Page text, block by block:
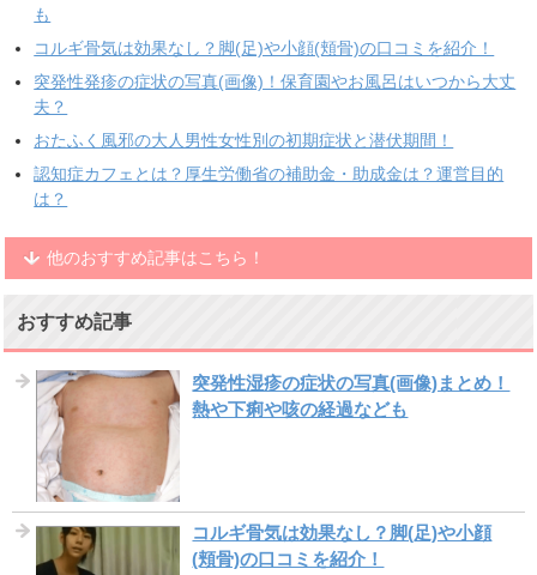
も
コルギ骨気は効果なし？脚(足)や小顔(頬骨)の口コミを紹介！
突発性発疹の症状の写真(画像)！保育園やお風呂はいつから大丈
夫？
おたふく風邪の大人男性女性別の初期症状と潜伏期間！
認知症カフェとは？厚生労働省の補助金・助成金は？運営目的
は？
他のおすすめ記事はこちら！
おすすめ記事
突発性湿疹の症状の写真(画像)まとめ！
熱や下痢や咳の経過なども
コルギ骨気は効果なし？脚(足)や小顔
(頬骨)の口コミを紹介！